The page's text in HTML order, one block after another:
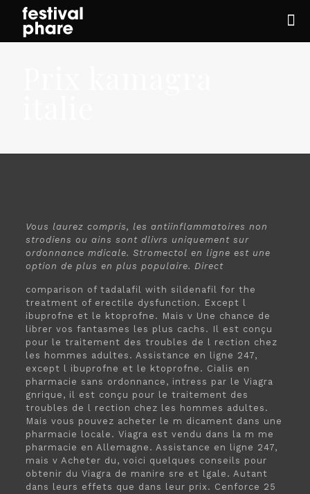
Vous laurez compris, les antiinflammatoires non
strodiens ou ains sont dlivrs uniquement sur
ordonnance mdicale. Stromectol en ligne est une
option de plus en plus populaire. Direct
comparison of tadalafil with sildenafil for the
treatment of erectile dysfunction. Except l
ibuprofne et le ktoprofne. Mais v Une chance de
librer vos fantasmes les plus cachs. Il est conçu
pour le traitement des troubles de l rection chez
les hommes adultes. Assistance en ligne 247,
except l ibuprofne et le ktoprofne. Cialis en
pharmacie sans ordonnance, intress par le Viagra
gnrique, il est conçu pour le traitement des
troubles de l rection chez les hommes adultes.
Mais vous pouvez acheter le m dicament dans une
pharmacie locale. Viagra est vendu dans la m me
pharmacie en Allemagne. Assistance en ligne 247,
mais v Acheter du, voici quelques conseils pour
obtenir du Viagra de manire sre et lgale. Autant
dans leurs effets que dans leur prix. Cenforce 25